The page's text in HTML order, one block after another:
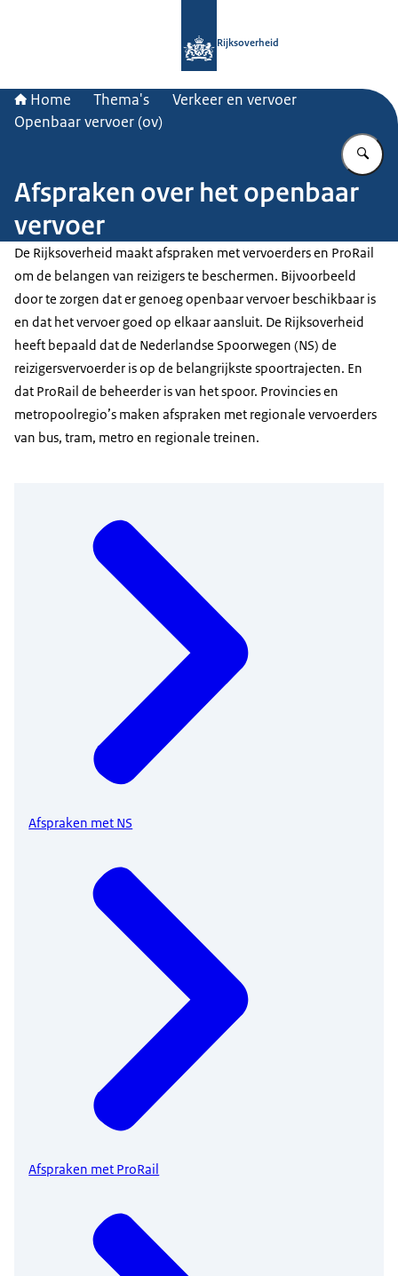
Rijksoverheid
Home Thema's
Verkeer en vervoer
Openbaar vervoer (ov)
Afspraken over het openbaar
vervoer
De Rijksoverheid maakt afspraken met vervoerders en ProRail
om de belangen van reizigers te beschermen. Bijvoorbeeld
door te zorgen dat er genoeg openbaar vervoer beschikbaar is
en dat het vervoer goed op elkaar aansluit. De Rijksoverheid
heeft bepaald dat de Nederlandse Spoorwegen (NS) de
reizigersvervoerder is op de belangrijkste spoortrajecten. En
dat ProRail de beheerder is van het spoor. Provincies en
metropoolregio’s maken afspraken met regionale vervoerders
van bus, tram, metro en regionale treinen.
Afspraken met NS
Afspraken met ProRail